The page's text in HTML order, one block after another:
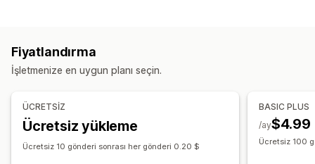
Fiyatlandırma
İşletmenize en uygun planı seçin.
ÜCRETSİZ
Ücretsiz yükleme
Ücretsiz 10 gönderi sonrası her gönderi 0.20 $
BASIC PLUS
$4.99
/ay
Ücretsiz 100